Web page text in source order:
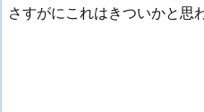
さすがにこれはきついかと思